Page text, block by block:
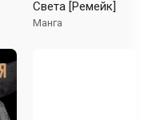
Света [Ремейк]
Манга